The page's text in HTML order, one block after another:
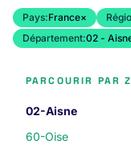
Pays:France×
Département:02 -
PARCOURIR PAR
02-Aisne
60-Oise